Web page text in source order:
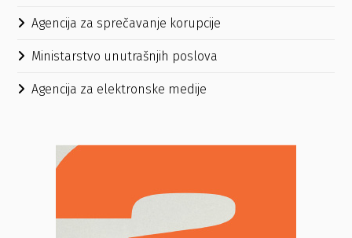
Agencija za sprečavanje korupcije
Ministarstvo unutrašnjih poslova
Agencija za elektronske medije